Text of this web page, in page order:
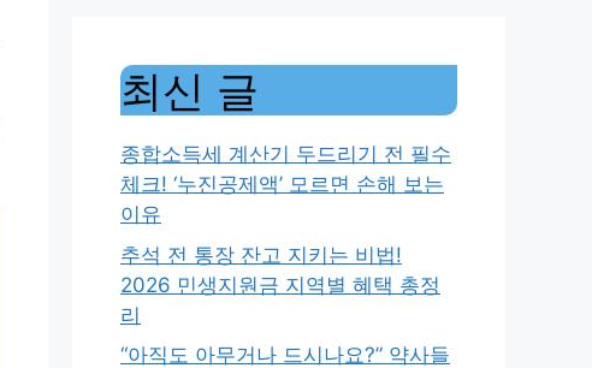
최신 글
종합소득세 계산기 두드리기 전 필수
체크! ‘누진공제액’ 모르면 손해 보는
이유
추석 전 통장 잔고 지키는 비법!
2026 민생지원금 지역별 혜택 총정
리
“아직도 아무거나 드시나요?” 약사들